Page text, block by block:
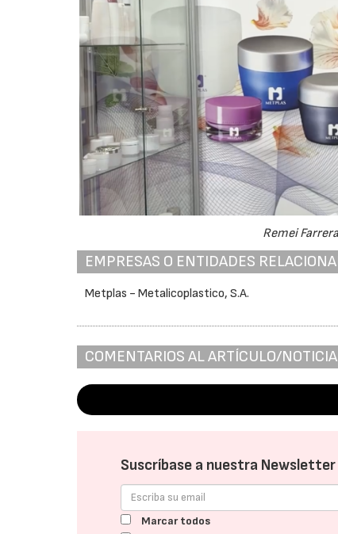
Remei
EMPRESAS O ENTIDADES
Metplas - Metalicoplastico, S.A.
COMENTARIOS AL ARTÍCULO/NOTICIA
Suscríbase a nuestra
Marcar todos